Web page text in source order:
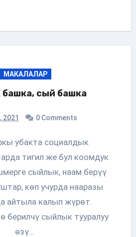
МАКАЛАЛАР
сый башка
2021 0 Comments
убакта социалдык
тигил же бул коомдук
сыйлык, наам берүү
көп учурда нааразы
айтыла калып жүрөт.
берилчү сыйлык тууралуу
өзү…